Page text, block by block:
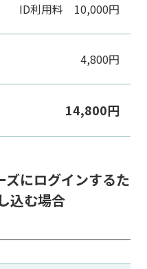
ID利用料 10,000円
4,800円
14,800円
にログインするた
込む場合